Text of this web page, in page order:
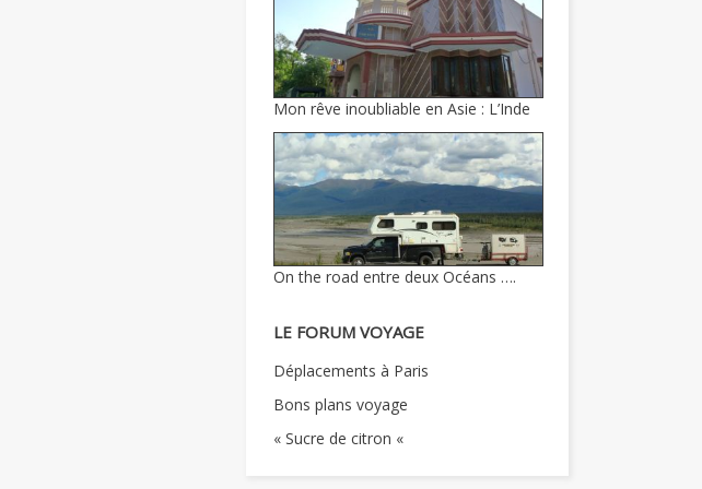
Mon rêve inoubliable en Asie : L’Inde
On the road entre deux Océans ….
LE FORUM VOYAGE
Déplacements à Paris
Bons plans voyage
« Sucre de citron «